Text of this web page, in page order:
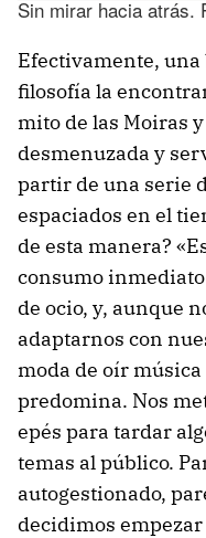
Sin mirar hacia atrás.
Efectivamente, una
filosofía la
mito de las Moiras
desmenuzada y
partir de una serie
espaciados en el
de esta manera?
consumo
de ocio, y, aunque
adaptarnos con
moda de oír
predomina. Nos
epés para tardar
temas al público.
autogestionado,
decidimos